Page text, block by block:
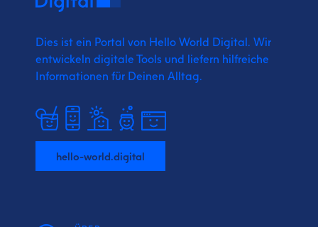
Dies ist ein Portal von Hello World Digital. Wir
entwickeln digitale Tools und liefern hilfreiche
Informationen für Deinen Alltag.
hello-world.digital